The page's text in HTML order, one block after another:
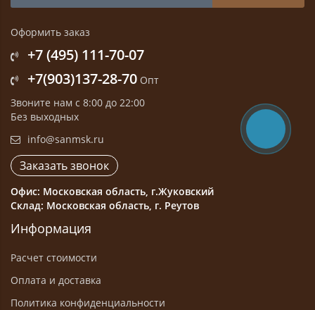
Оформить заказ
+7 (495) 111-70-07
+7(903)137-28-70 Опт
Звоните нам с 8:00 до 22:00
Без выходных
info@sanmsk.ru
Заказать звонок
Офис: Московская область, г.Жуковский
Склад: Московская область, г. Реутов
Информация
Расчет стоимости
Оплата и доставка
Политика конфиденциальности